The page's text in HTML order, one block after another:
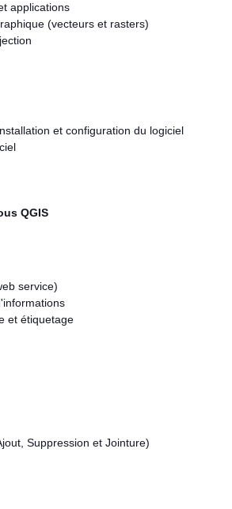
applications
(vecteurs et rasters)
et configuration du logiciel
QGIS
service)
et étiquetage
Suppression et Jointure)